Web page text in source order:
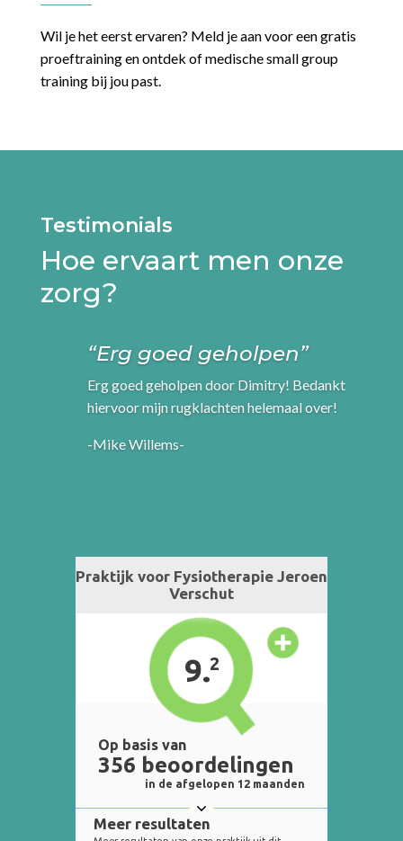
Wil je het eerst ervaren? Meld je aan voor een gratis
proeftraining en ontdek of medische small group
training bij jou past.
Testimonials
Hoe ervaart men onze
zorg?
“Erg goed geholpen”
Erg goed geholpen door Dimitry! Bedankt
hiervoor mijn rugklachten helemaal over!
-Mike Willems-